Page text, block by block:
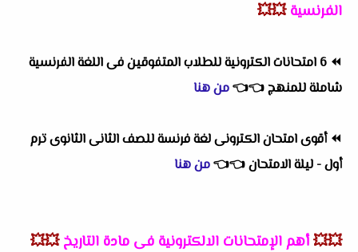
الفرنسية 💥💥
⏪
6 امتحانات الكترونية للطلاب المتفوقين فى اللغة الفرنسية
شاملة للمنهج👈
👈من هنا
⏪أقوى امتحان الكترونى لغة فرنسة للصف الثانى الثانوى ترم
أول - ليلة الامتحان👈
👈من هنا
💥💥أهمالإمتحانات الالكترونية فى مادة التاريخ 💥💥